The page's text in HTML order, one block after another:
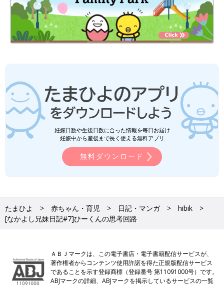
妊娠日数や生後日数に合った情報を毎日お届け
妊娠中から産後まで長く使える無料アプリ
無料ダウンロード
たまひよ 赤ちゃん・育児 日記・マンガ
hibik
[なかよし兄妹日記#7]ひーくんの思考回路
ＡＢＪマークは、この電子書店・電子書籍配信サービスが、
著作権者からコンテンツ使用許諾を得た正規版配信サービス
であることを示す登録商標（登録番号 第11091000号）です。
ABJマークの詳細、ABJマークを掲示しているサービスの一覧